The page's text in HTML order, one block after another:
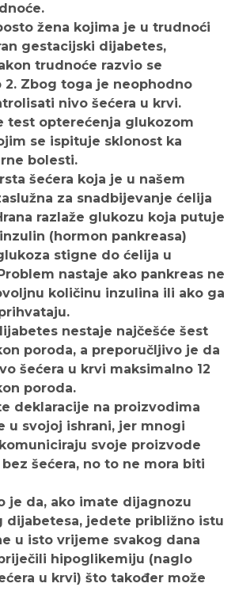
žena kojima je u trudnoći
gestacijski dijabetes,
trudnoće razvio se
Zbog toga je neophodno
nivo šećera u krvi.
test opterećenja glukozom
se ispituje sklonost ka
bolesti.
šećera koja je u našem
za snadbijevanje ćelija
razlaže glukozu koja putuje
(hormon pankreasa)
stigne do ćelija u
nastaje ako pankreas ne
količinu inzulina ili ako ga
nestaje najčešće šest
poroda, a preporučljivo je da
šećera u krvi maksimalno 12
poroda.
deklaracije na proizvodima
u svojoj ishrani, jer mnogi
svoje proizvode
šećera, no to ne mora biti
je da, ako imate dijagnozu
dijabetesa, jedete približno istu
u isto vrijeme svakog dana
hipoglikemiju (naglo
u krvi) što također može